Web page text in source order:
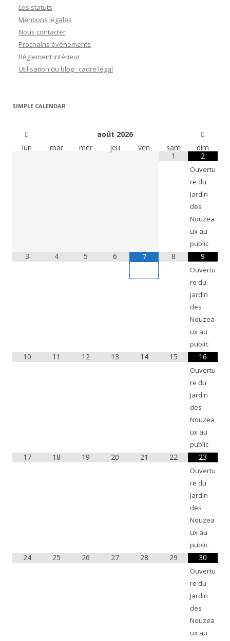
Les statuts
Mentions légales
Nous contacter
Prochains évènements
Règlement intérieur
Utilisation du blog : cadre légal
SIMPLE CALENDAR
août 2026
lun
mar mer jeu ven sam
dim
1
2
Ouvertu
re du
Jardin
des
Nouzea
ux au
public
3 4 5 6 7 8 9
Ouvertu
re du
Jardin
des
Nouzea
ux au
public
10 11 12 13 14 15 16
Ouvertu
re du
Jardin
des
Nouzea
ux au
public
17 18 19 20 21 22 23
Ouvertu
re du
Jardin
des
Nouzea
ux au
public
24 25 26 27 28 29 30
Ouvertu
re du
Jardin
des
Nouzea
ux au